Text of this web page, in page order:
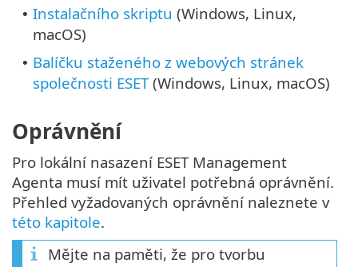
• Instalačního skriptu (Windows, Linux,
macOS)
• Balíčku staženého z webových stránek
společnosti ESET(Windows, Linux, macOS)
Oprávnění
Pro lokální nasazení ESET Management
Agenta musí mít uživatel potřebná oprávnění.
Přehled vyžadovaných oprávnění naleznete v
této kapitole.
Mějte na paměti, že pro tvorbu